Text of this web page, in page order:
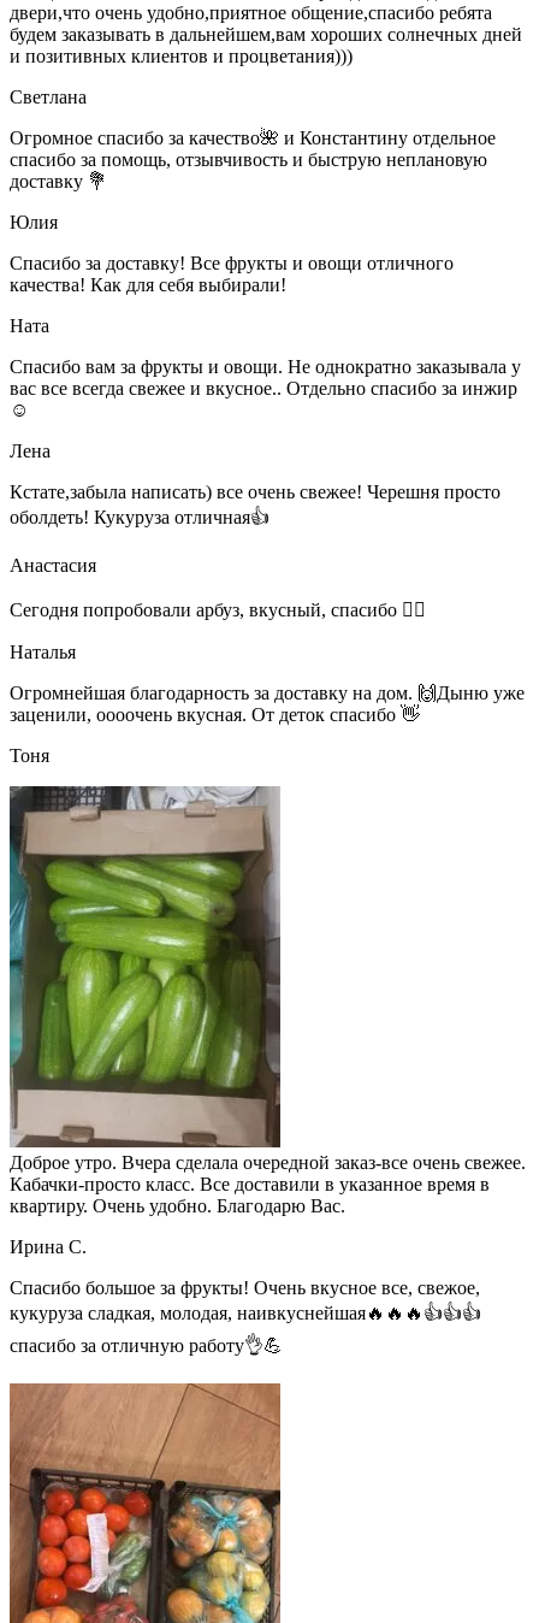
двери,что очень удобно,приятное общение,спасибо ребята
будем заказывать в дальнейшем,вам хороших солнечных дней
и позитивных клиентов и процветания)))
Светлана
Огромное спасибо за качество🌺 и Константину отдельное
спасибо за помощь, отзывчивость и быструю неплановую
доставку 💐
Юлия
Спасибо за доставку! Все фрукты и овощи отличного
качества! Как для себя выбирали!
Ната
Спасибо вам за фрукты и овощи. Не однократно заказывала у
вас все всегда свежее и вкусное.. Отдельно спасибо за инжир
☺
Лена
Кстате,забыла написать) все очень свежее! Черешня просто
оболдеть! Кукуруза отличная👍
Анастасия
Сегодня попробовали арбуз, вкусный, спасибо 👍🏻
Наталья
Огромнейшая благодарность за доставку на дом. 🙌Дыню уже
заценили, оооочень вкусная. От деток спасибо 👋
Тоня
Доброе утро. Вчера сделала очередной заказ-все очень свежее.
Кабачки-просто класс. Все доставили в указанное время в
квартиру. Очень удобно. Благодарю Вас.
Ирина С.
Спасибо большое за фрукты! Очень вкусное все, свежое,
кукуруза сладкая, молодая, наивкуснейшая🔥🔥🔥👍👍👍
спасибо за отличную работу👌💪